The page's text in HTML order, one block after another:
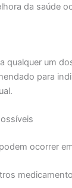
da saúde
qualquer um
para
ocorrer